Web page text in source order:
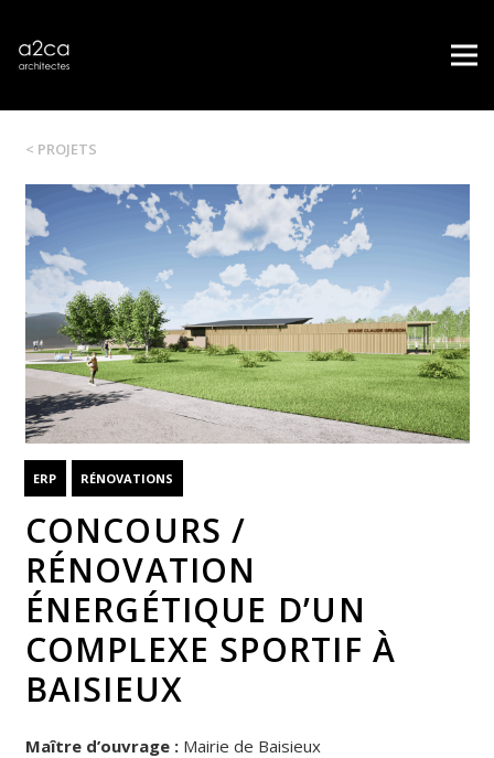
< PROJETS
ERP RÉNOVATIONS
CONCOURS /
RÉNOVATION
ÉNERGÉTIQUE D’UN
COMPLEXE SPORTIF À
BAISIEUX
Maître d’ouvrage : Mairie de Baisieux